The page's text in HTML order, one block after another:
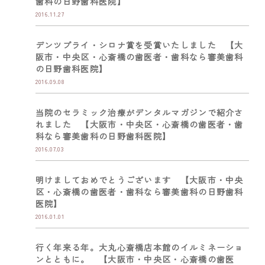
2016.11.27
デンツプライ・シロナ賞を受賞いたしました 【大
阪市・中央区・心斎橋の歯医者・歯科なら審美歯科
の日野歯科医院】
2016.09.08
当院のセラミック治療がデンタルマガジンで紹介さ
れました 【大阪市・中央区・心斎橋の歯医者・歯
科なら審美歯科の日野歯科医院】
2016.07.03
明けましておめでとうございます 【大阪市・中央
区・心斎橋の歯医者・歯科なら審美歯科の日野歯科
医院】
2016.01.01
行く年来る年。大丸心斎橋店本館のイルミネーショ
ンとともに。 【大阪市・中央区・心斎橋の歯医